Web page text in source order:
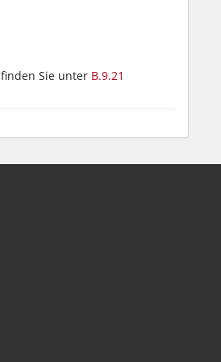
finden Sie unter B.9.21